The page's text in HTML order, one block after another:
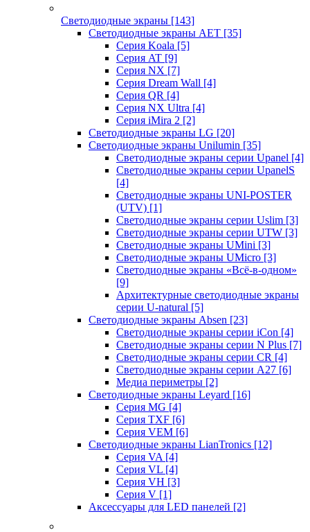
Светодиодные экраны [143]
Светодиодные экраны AET [35]
Cерия Koala [5]
Серия AT [9]
Серия NX [7]
Серия Dream Wall [4]
Серия QR [4]
Серия NX Ultra [4]
Серия iMira 2 [2]
Светодиодные экраны LG [20]
Светодиодные экраны Unilumin [35]
Светодиодные экраны серии Upanel [4]
Светодиодные экраны серии UpanelS
[4]
Светодиодные экраны UNI-POSTER
(UTV) [1]
Светодиодные экраны серии Uslim [3]
Светодиодные экраны серии UTW [3]
Светодиодные экраны UMini [3]
Светодиодные экраны UMicro [3]
Светодиодные экраны «Всё-в-одном»
[9]
Архитектурные светодиодные экраны
серии U-natural [5]
Светодиодные экраны Absen [23]
Светодиодные экраны серии iCon [4]
Светодиодные экраны серии N Plus [7]
Светодиодные экраны серии CR [4]
Светодиодные экраны серии А27 [6]
Медиа периметры [2]
Светодиодные экраны Leyard [16]
Серия MG [4]
Серия TXF [6]
Серия VEM [6]
Светодиодные экраны LianTronics [12]
Серия VA [4]
Серия VL [4]
Серия VH [3]
Серия V [1]
Аксессуары для LED панелей [2]